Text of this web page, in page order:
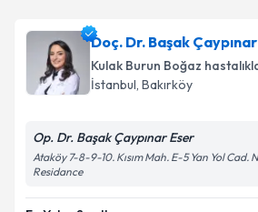
Doç. Dr. Başak
Kulak Burun Boğaz
İstanbul, Bakırköy
Op. Dr. Başak Çaypınar Eser
Ataköy 7-8-9-10. Kısım Mah. E-5 Yan Yol Cad.
Residance